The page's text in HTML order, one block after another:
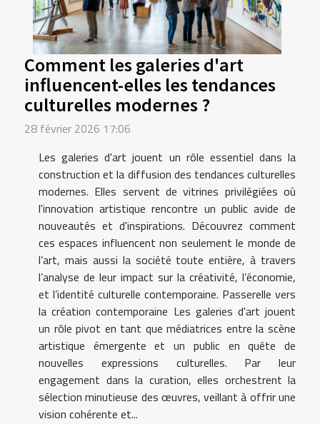
Comment les galeries d'art
influencent-elles les tendances
culturelles modernes ?
28 février 2026 17:06
Les galeries d'art jouent un rôle essentiel dans la
construction et la diffusion des tendances culturelles
modernes. Elles servent de vitrines privilégiées où
l'innovation artistique rencontre un public avide de
nouveautés et d'inspirations. Découvrez comment
ces espaces influencent non seulement le monde de
l’art, mais aussi la société toute entière, à travers
l’analyse de leur impact sur la créativité, l’économie,
et l’identité culturelle contemporaine. Passerelle vers
la création contemporaine Les galeries d'art jouent
un rôle pivot en tant que médiatrices entre la scène
artistique émergente et un public en quête de
nouvelles expressions culturelles. Par leur
engagement dans la curation, elles orchestrent la
sélection minutieuse des œuvres, veillant à offrir une
vision cohérente et...